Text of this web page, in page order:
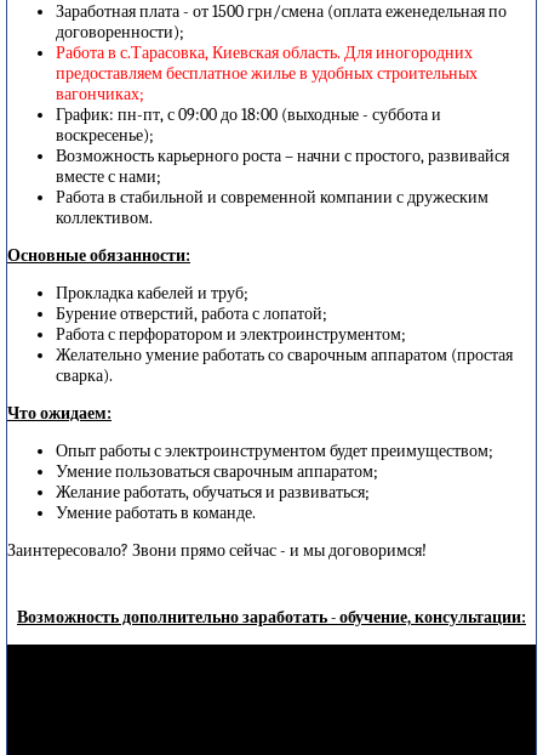
Заработная плата - от 1500 грн/смена (оплата еженедельная по
договоренности);
Работа в с.Тарасовка, Киевская область. Для иногородних
предоставляем бесплатное жилье в удобных строительных
вагончиках;
График: пн-пт, с 09:00 до 18:00 (выходные - суббота и
воскресенье);
Возможность карьерного роста – начни с простого, развивайся
вместе с нами;
Работа в стабильной и современной компании с дружеским
коллективом.
Основные обязанности:
Прокладка кабелей и труб;
Бурение отверстий, работа с лопатой;
Работа с перфоратором и электроинструментом;
Желательно умение работать со сварочным аппаратом (простая
сварка).
Что ожидаем:
Опыт работы с электроинструментом будет преимуществом;
Умение пользоваться сварочным аппаратом;
Желание работать, обучаться и развиваться;
Умение работать в команде.
Заинтересовало? Звони прямо сейчас - и мы договоримся!
Возможность дополнительно заработать - обучение, консультации: